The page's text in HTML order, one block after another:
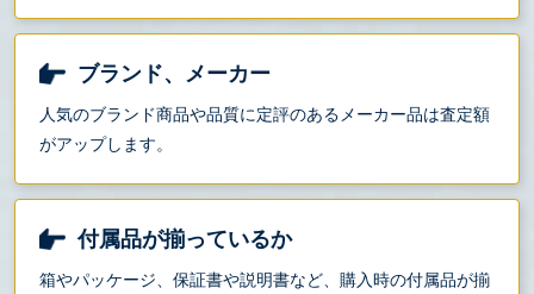
ブランド、メーカー
人気のブランド商品や品質に定評のあるメーカー品は査定額
がアップします。
付属品が揃っているか
箱やパッケージ、保証書や説明書など、購入時の付属品が揃